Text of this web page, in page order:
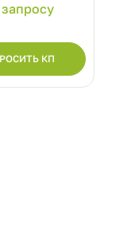
КП